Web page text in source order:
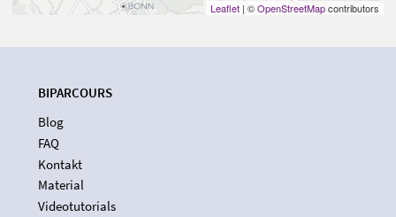
Leaflet | ©OpenStreetMapcontributors
BIPARCOURS
Blog
FAQ
Kontakt
Material
Videotutorials